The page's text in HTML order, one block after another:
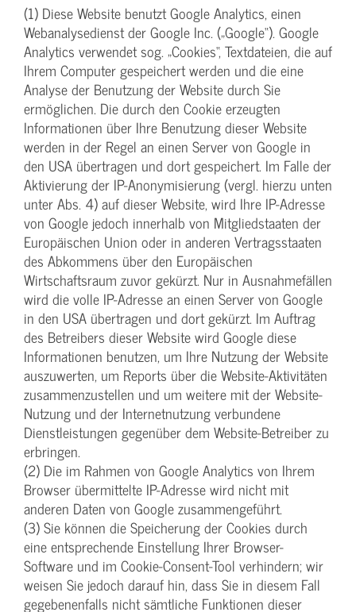
(1) Diese Website benutzt Google Analytics, einen
Webanalysedienst der Google Inc. („Google“). Google
Analytics verwendet sog. „Cookies“, Textdateien, die auf
Ihrem Computer gespeichert werden und die eine
Analyse der Benutzung der Website durch Sie
ermöglichen. Die durch den Cookie erzeugten
Informationen über Ihre Benutzung dieser Website
werden in der Regel an einen Server von Google in
den USA übertragen und dort gespeichert. Im Falle der
Aktivierung der IP-Anonymisierung (vergl. hierzu unten
unter Abs. 4) auf dieser Website, wird Ihre IP-Adresse
von Google jedoch innerhalb von Mitgliedstaaten der
Europäischen Union oder in anderen Vertragsstaaten
des Abkommens über den Europäischen
Wirtschaftsraum zuvor gekürzt. Nur in Ausnahmefällen
wird die volle IP-Adresse an einen Server von Google
in den USA übertragen und dort gekürzt. Im Auftrag
des Betreibers dieser Website wird Google diese
Informationen benutzen, um Ihre Nutzung der Website
auszuwerten, um Reports über die Website-Aktivitäten
zusammenzustellen und um weitere mit der Website-
Nutzung und der Internetnutzung verbundene
Dienstleistungen gegenüber dem Website-Betreiber zu
erbringen.
(2) Die im Rahmen von Google Analytics von Ihrem
Browser übermittelte IP-Adresse wird nicht mit
anderen Daten von Google zusammengeführt.
(3) Sie können die Speicherung der Cookies durch
eine entsprechende Einstellung Ihrer Browser-
Software und im Cookie-Consent-Tool verhindern; wir
weisen Sie jedoch darauf hin, dass Sie in diesem Fall
gegebenenfalls nicht sämtliche Funktionen dieser